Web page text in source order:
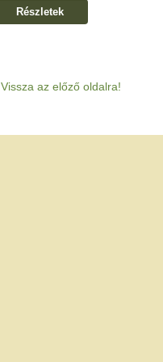
Részletek
Vissza az előző oldalra!